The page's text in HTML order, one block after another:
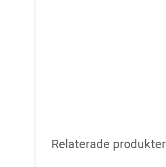
Relaterade produkter